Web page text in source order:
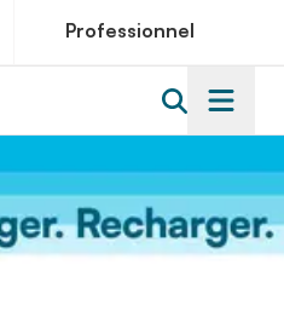
Professionnel